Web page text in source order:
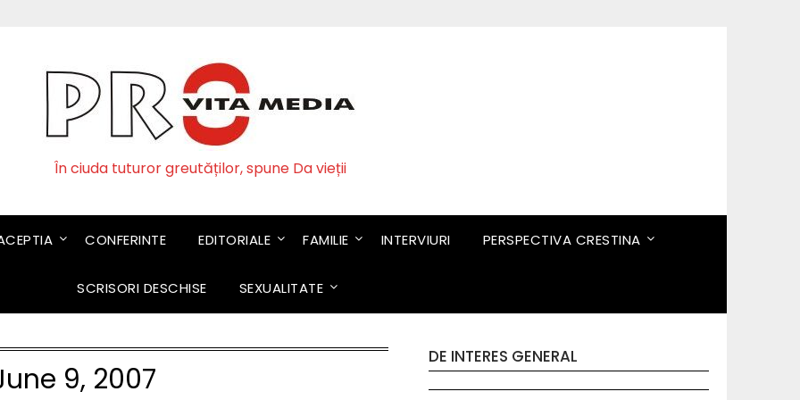
În ciuda tuturor greutăților, spune Da vieții
CONFERINTE EDITORIALE FAMILIE INTERVIURI PERSPECTIVA CRESTINA
SCRISORI DESCHISE SEXUALITATE
9, 2007
DE INTERES GENERAL